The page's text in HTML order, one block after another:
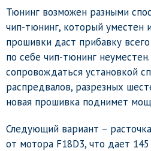
Тюнинг возможен разными
чип-тюнинг, который уместен
прошивки даст прибавку
по себе чип-тюнинг
сопровождаться установкой
распредвалов, разрезных
новая прошивка поднимет
Следующий вариант –
от мотора F18D3, что дает